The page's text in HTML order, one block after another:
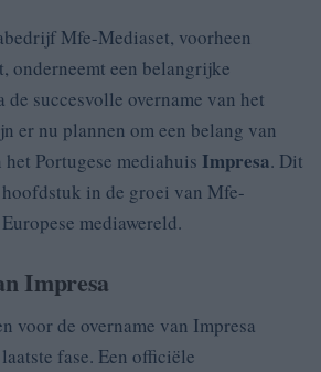
Mfe-Mediaset, voorheen
onderneemt een belangrijke
de succesvolle overname van het
er nu plannen om een belang van
Portugese mediahuis Impresa. Dit
in de groei van Mfe-
mediawereld.
Impresa
voor de overname van Impresa
fase. Een officiële